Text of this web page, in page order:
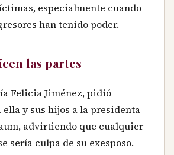
especialmente cuando
han tenido poder.
las partes
Felicia Jiménez, pidió
y sus hijos a la presidenta
advirtiendo que cualquier
sería culpa de su exesposo.